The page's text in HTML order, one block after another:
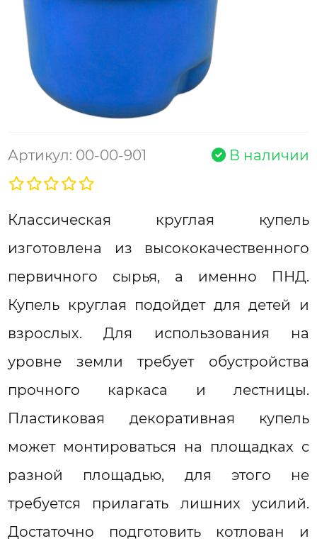
Артикул: 00-00-901 В наличии
Классическая круглая купель
изготовлена из высококачественного
первичного сырья, а именно ПНД.
Купель круглая подойдет для детей и
взрослых. Для использования на
уровне земли требует обустройства
прочного каркаса и лестницы.
Пластиковая декоративная купель
может монтироваться на площадках с
разной площадью, для этого не
требуется прилагать лишних усилий.
Достаточно подготовить котлован и